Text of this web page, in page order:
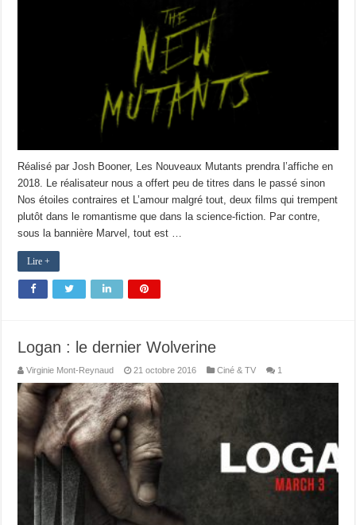
Réalisé par Josh Booner, Les Nouveaux Mutants prendra l’affiche en
2018. Le réalisateur nous a offert peu de titres dans le passé sinon
Nos étoiles contraires et L’amour malgré tout, deux films qui trempent
plutôt dans le romantisme que dans la science-fiction. Par contre,
sous la bannière Marvel, tout est …
Lire +
Logan : le dernier Wolverine
Virginie Mont-Reynaud 21 octobre 2016 Ciné & TV 1